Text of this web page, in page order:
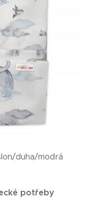
duha/modrá
potřeby